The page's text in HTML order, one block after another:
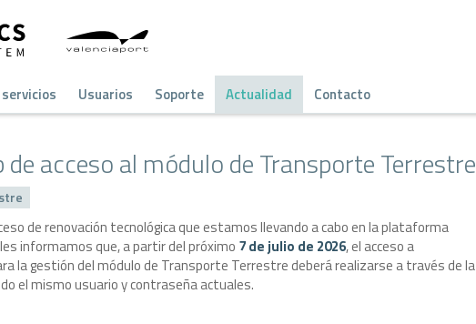
Usuarios Soporte Actualidad Contacto
de acceso al módulo de Transporte Terrestre
de renovación tecnológica que estamos llevando a cabo en la plataforma
informamos que, a partir del próximo 7 de julio de 2026, el acceso a
la gestión del módulo de Transporte Terrestre deberá realizarse a través de la
el mismo usuario y contraseña actuales.